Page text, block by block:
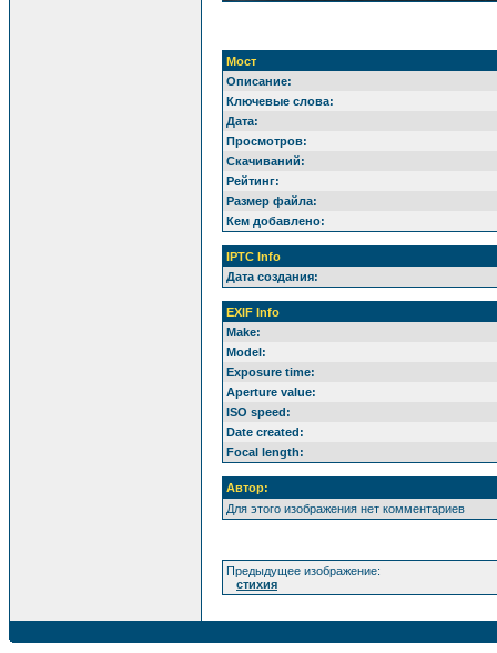
Мост
Описание:
Ключевые слова:
Дата:
Просмотров:
Скачиваний:
Рейтинг:
Размер файла:
Кем добавлено:
IPTC Info
Дата создания:
EXIF Info
Make:
Model:
Exposure time:
Aperture value:
ISO speed:
Date created:
Focal length:
Автор:
Для этого изображения нет комментариев
Предыдущее изображение:
стихия